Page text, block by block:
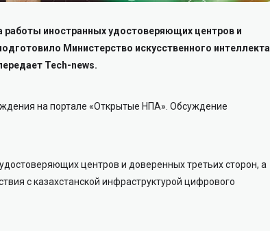
работы иностранных удостоверяющих центров и
Министерство искусственного интеллекта
Tech-news.
на портале «Открытые НПА». Обсуждение
центров и доверенных третьих сторон, а
с казахстанской инфраструктурой цифрового